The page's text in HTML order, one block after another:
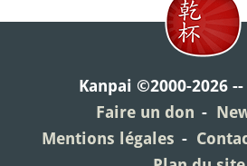
Kanpai ©2000-2026
Faire un don
Mentions légales